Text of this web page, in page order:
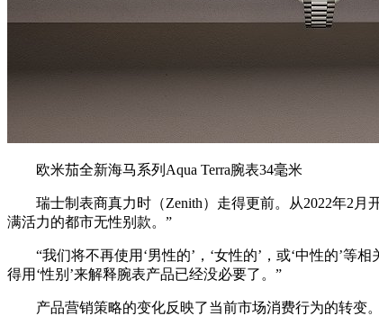
欧米茄全新海⻢系列Aqua Terra腕表34毫米
瑞士制表商真力时（Zenith）走得更前。从2022年2月
满活力的都市无性别款。”
“我们将不再使用‘男性的’，‘女性的’，或‘中性的’等
得用‘性别’来解释腕表产品已经没必要了。”
产品营销策略的变化反映了当前市场消费行为的转变。